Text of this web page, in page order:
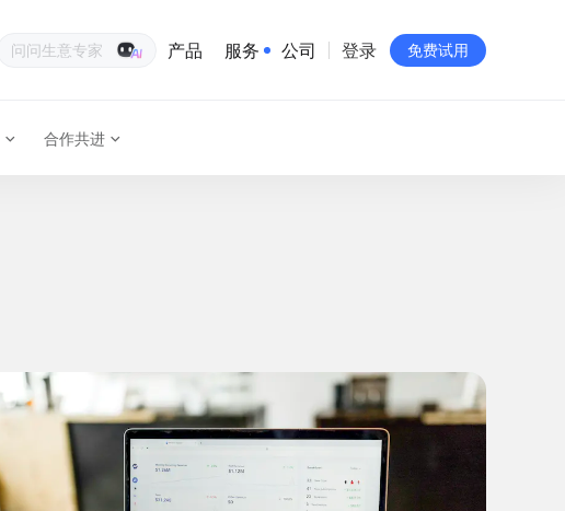
生意专家
产品 服务 公司 登录 免费试用
合作共进